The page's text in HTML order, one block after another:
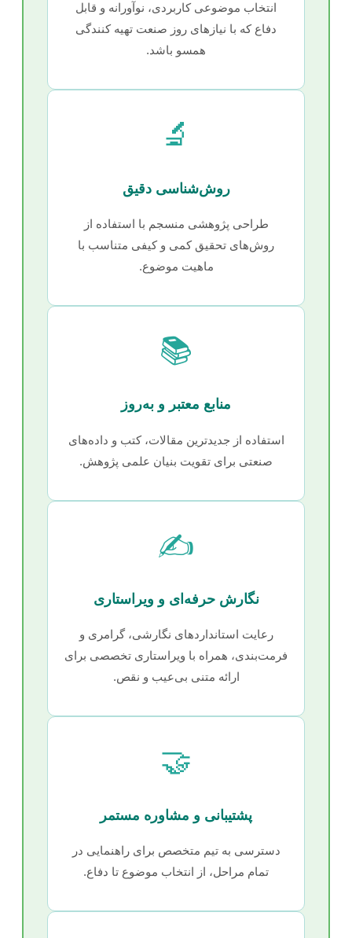
انتخاب موضوعی کاربردی، نوآورانه و قابل
دفاع که با نیازهای روز صنعت تهیه کنندگی
همسو باشد.
🔬
روش‌شناسی دقیق
طراحی پژوهشی منسجم با استفاده از
روش‌های تحقیق کمی و کیفی متناسب با
ماهیت موضوع.
📚
منابع معتبر و به‌روز
استفاده از جدیدترین مقالات، کتب و داده‌های
صنعتی برای تقویت بنیان علمی پژوهش.
✍️
نگارش حرفه‌ای و ویراستاری
رعایت استانداردهای نگارشی، گرامری و
فرمت‌بندی، همراه با ویراستاری تخصصی برای
ارائه متنی بی‌عیب و نقص.
🤝
پشتیبانی و مشاوره مستمر
دسترسی به تیم متخصص برای راهنمایی در
تمام مراحل، از انتخاب موضوع تا دفاع.